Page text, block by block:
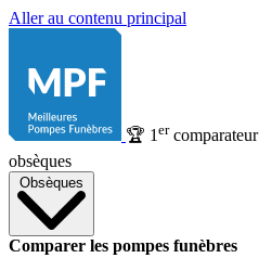
Aller au contenu principal
🏆 1 ercomparateur
obsèques
Obsèques
Comparer les pompes funèbres